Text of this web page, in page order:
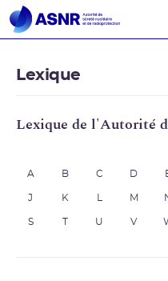
Lexique
Lexique de l'Autorité
A B C D
J K M
S U V